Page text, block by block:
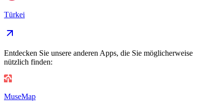
Türkei
Entdecken Sie unsere anderen Apps, die Sie möglicherweise
nützlich finden:
MuseMap